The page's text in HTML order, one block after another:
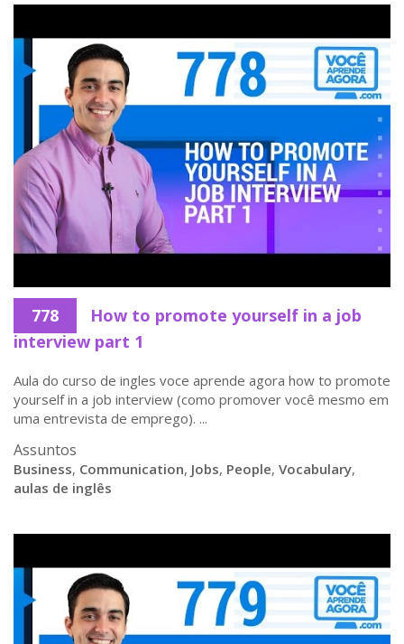
778
How to promote yourself in a job
interview part 1
Aula do curso de ingles voce aprende agora how to promote
yourself in a job interview (como promover você mesmo em
uma entrevista de emprego). ...
Assuntos
Business, Communication, Jobs, People, Vocabulary,
aulas de inglês